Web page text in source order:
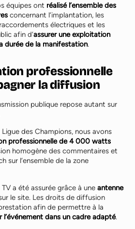
équipes ont réalisé l’ensemble des
concernant l’implantation, les
électriques et les
afin d’assurer une exploitation
durée de la manifestation.
professionnelle
la diffusion
publique repose autant sur
des Champions, nous avons
professionnelle de 4 000 watts
homogène des commentaires et
sur l’ensemble de la zone
a été assurée grâce à uneantenne
le site. Les droits de diffusion
afin de permettre à la
l’événement dans un cadre adapté.